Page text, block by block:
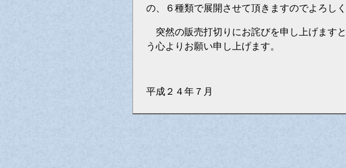
の、６種類で展開させて頂きますのでよろし
突然の販売打切りにお詫びを申し上げます
う心よりお願い申し上げます。
平成２４年７月